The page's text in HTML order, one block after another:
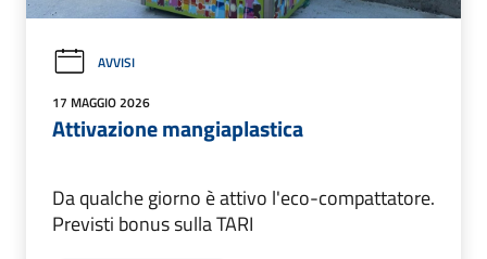
AVVISI
17 MAGGIO 2026
Attivazione mangiaplastica
Da qualche giorno è attivo l'eco-compattatore.
Previsti bonus sulla TARI